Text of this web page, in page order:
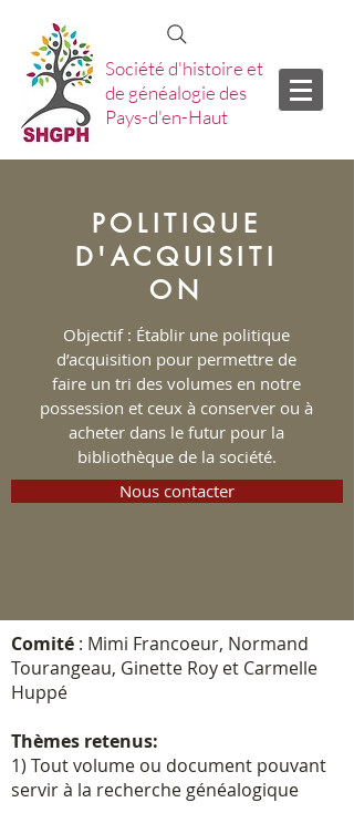
Société d'histoire et
de généalogie des
Pays-d'en-Haut
POLITIQUE
D'ACQUISITI
ON
Objectif : Établir une politique
d’acquisition pour permettre de
faire un tri des volumes en notre
possession et ceux à conserver ou à
acheter dans le futur pour la
bibliothèque de la société.
Nous contacter
Comité : Mimi Francoeur, Normand
Tourangeau, Ginette Roy et Carmelle
Huppé
Thèmes retenus:
1) Tout volume ou document pouvant
servir à la recherche généalogique